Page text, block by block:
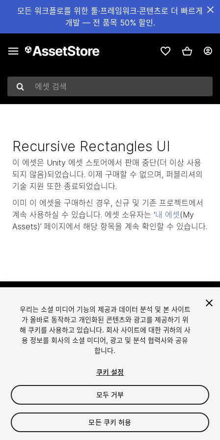
모든 워크플로를 위한 툴·프레임워크·콘텐츠로 더 빠르게
개발 — 전 품목 50% 할인.
에셋 검색
Recursive Rectangles UI
이 에셋은 Unity 에셋 스토어에서 판매 중단(더 이상 사용
되지 않음)되었습니다. 이제 구매할 수 없으며, 퍼블리셔의
기술 지원 또한 종료되었습니다.
이미 이 에셋을 구매하신 경우, 신규 및 기존 프로젝트에서
계속 사용하실 수 있습니다. 에셋 소유자는 ‘내 에셋 (My
Assets)’ 페이지에서 해당 항목을 계속 확인할 수 있습니다.
한국어
日本語
Unity에서 에셋 판매
Sell Assets
에셋 스토어 툴
퍼블리셔 로그인
자주 묻는 질문
우리는 소셜 미디어 기능의 제공과 데이터 분석 및 본 사이트
가 올바로 동작하고 개인화된 콘텐츠와 광고를 제공하기 위
해 쿠키를 사용하고 있습니다. 회사 사이트에 대한 귀하의 사
용 정보를 회사의 소셜 미디어, 광고 및 분석 협력사와 공유
합니다.
쿠키 설정
모두 거부
모든 쿠키 허용